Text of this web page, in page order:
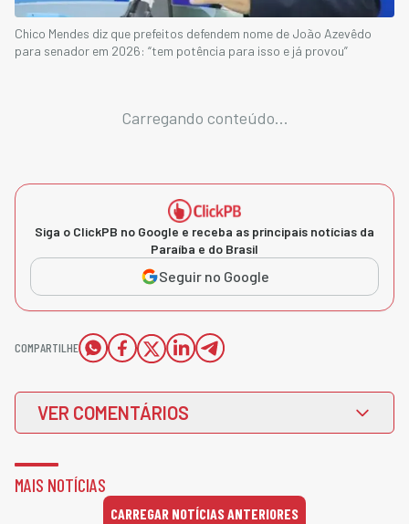
Chico Mendes diz que prefeitos defendem nome de João Azevêdo
para senador em 2026: “tem potência para isso e já provou”
Carregando conteúdo...
Siga o ClickPB no Google e receba as principais notícias da
Paraíba e do Brasil
Seguir no Google
COMPARTILHE
VER COMENTÁRIOS
MAIS NOTÍCIAS
CARREGAR NOTÍCIAS ANTERIORES